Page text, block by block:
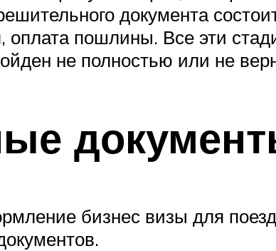
документа
оплата пошлины. Все эти
не полностью или не
бизнес визы для